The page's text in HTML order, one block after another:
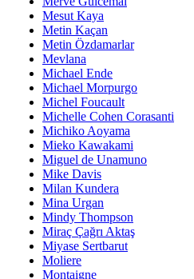
Mesut Kaya
Metin Kaçan
Metin Özdamarlar
Mevlana
Michael Ende
Michael Morpurgo
Michel Foucault
Michelle Cohen Corasanti
Michiko Aoyama
Mieko Kawakami
Miguel de Unamuno
Mike Davis
Milan Kundera
Mina Urgan
Mindy Thompson
Miraç Çağrı Aktaş
Miyase Sertbarut
Moliere
Montaigne